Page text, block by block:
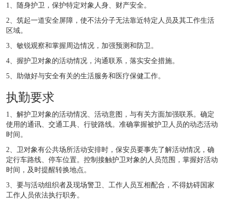
1、随身护卫，保护特定对象人身、财产安全。
2、筑起一道安全屏障，使不法分子无法靠近特定人员及其工作生活
区域。
3、敏锐观察和掌握周边情况，加强预测和防卫。
4、握护卫对象的活动情况，沟通联系，落实安全措施。
5、助做好与安全有关的生活服务和医疗保健工作。
执勤要求
1、解护卫对象的活动情况、活动意图，与有关方面加强联系。确定
使用的通讯、交通工具、行驶路线。准确掌握被护卫人员的动态活动
时间。
2、卫对象有公共场所活动安排时，保安员要事先了解活动情况，确
定行车路线、停车位置。控制接触护卫对象的人员范围，掌握好活动
时间，及时提醒转换地点。
3、要与活动组织者及现场警卫、工作人员互相配合，不得妨碍国家
工作人员依法执行职务。